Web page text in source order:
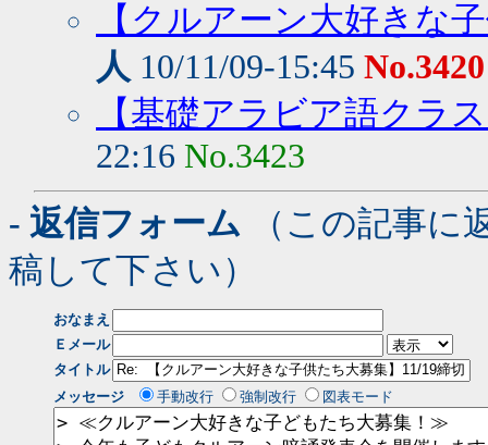
【クルアーン大好きな
人 10/11/09-15:45 No.3420
【基礎アラビア語クラ
22:16 No.3423
- 返信フォーム （この記事に
稿して下さい）
おなまえ
Ｅメール
タイトル
メッセージ
手動改行 強制改行 図表モード